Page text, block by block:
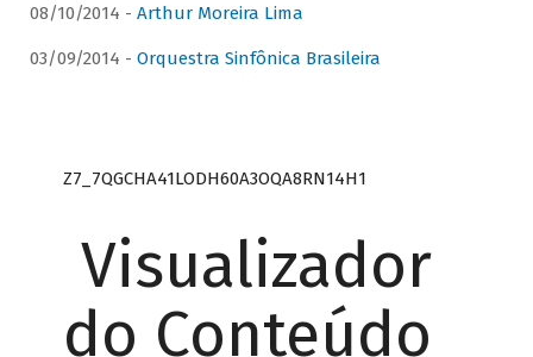
08/10/2014 - Arthur Moreira Lima
03/09/2014 - Orquestra Sinfônica Brasileira
Z7_7QGCHA41LODH60A3OQA8RN14H1
Visualizador
do Conteúdo